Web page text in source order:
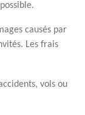
causés par
Les frais
vols ou